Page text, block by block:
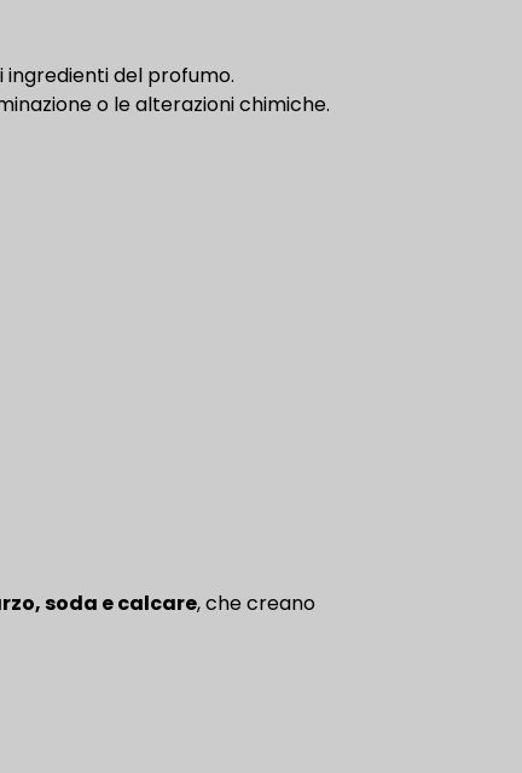
del profumo.
o le alterazioni chimiche.
soda e calcare, che creano